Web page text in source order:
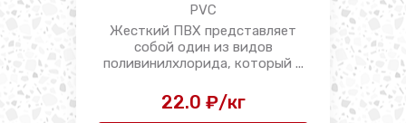
PVC
Жесткий ПВХ представляет
собой один из видов
поливинилхлорида, который ...
22.0 ₽/кг